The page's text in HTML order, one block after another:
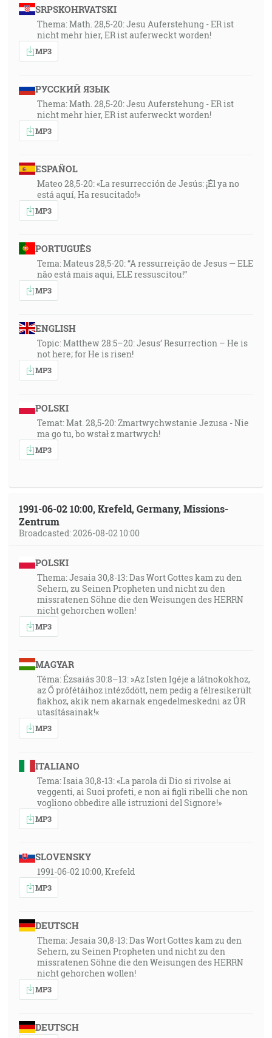
SRPSKOHRVATSKI
Thema: Math. 28,5-20: Jesu Auferstehung - ER ist
nicht mehr hier, ER ist auferweckt worden!
MP3
РУССКИЙ ЯЗЫК
Thema: Math. 28,5-20: Jesu Auferstehung - ER ist
nicht mehr hier, ER ist auferweckt worden!
MP3
ESPAÑOL
Mateo 28,5-20: «La resurrección de Jesús: ¡Él ya no
está aquí, Ha resucitado!»
MP3
PORTUGUÊS
Tema: Mateus 28,5-20: “A ressurreição de Jesus — ELE
não está mais aqui, ELE ressuscitou!”
MP3
ENGLISH
Topic: Matthew 28:5–20: Jesus’ Resurrection – He is
not here; for He is risen!
MP3
POLSKI
Temat: Mat. 28,5-20: Zmartwychwstanie Jezusa - Nie
ma go tu, bo wstał z martwych!
MP3
1991-06-02 10:00, Krefeld, Germany, Missions-
Zentrum
Broadcasted: 2026-08-02 10:00
POLSKI
Thema: Jesaia 30,8-13: Das Wort Gottes kam zu den
Sehern, zu Seinen Propheten und nicht zu den
missratenen Söhne die den Weisungen des HERRN
nicht gehorchen wollen!
MP3
MAGYAR
Téma: Ézsaiás 30:8–13: »Az Isten Igéje a látnokokhoz,
az Ő prófétáihoz intéződött, nem pedig a félresikerült
fiakhoz, akik nem akarnak engedelmeskedni az ÚR
utasításainak!«
MP3
ITALIANO
Tema: Isaia 30,8-13: «La parola di Dio si rivolse ai
veggenti, ai Suoi profeti, e non ai figli ribelli che non
vogliono obbedire alle istruzioni del Signore!»
MP3
SLOVENSKY
1991-06-02 10:00, Krefeld
MP3
DEUTSCH
Thema: Jesaia 30,8-13: Das Wort Gottes kam zu den
Sehern, zu Seinen Propheten und nicht zu den
missratenen Söhne die den Weisungen des HERRN
nicht gehorchen wollen!
MP3
DEUTSCH